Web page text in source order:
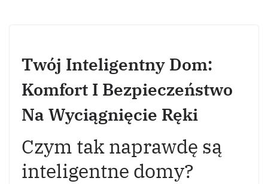
Twój Inteligentny Dom:
Komfort I Bezpieczeństwo
Na Wyciągnięcie Ręki
Czym tak naprawdę są
inteligentne domy?